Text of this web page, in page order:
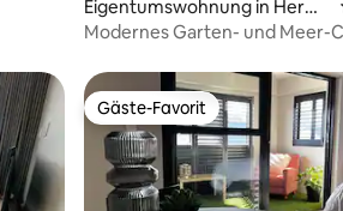
Eigentumswohnung in Herma
nus
Modernes Garten- und Meer-
Gäste-Favorit
Gäste-Favorit